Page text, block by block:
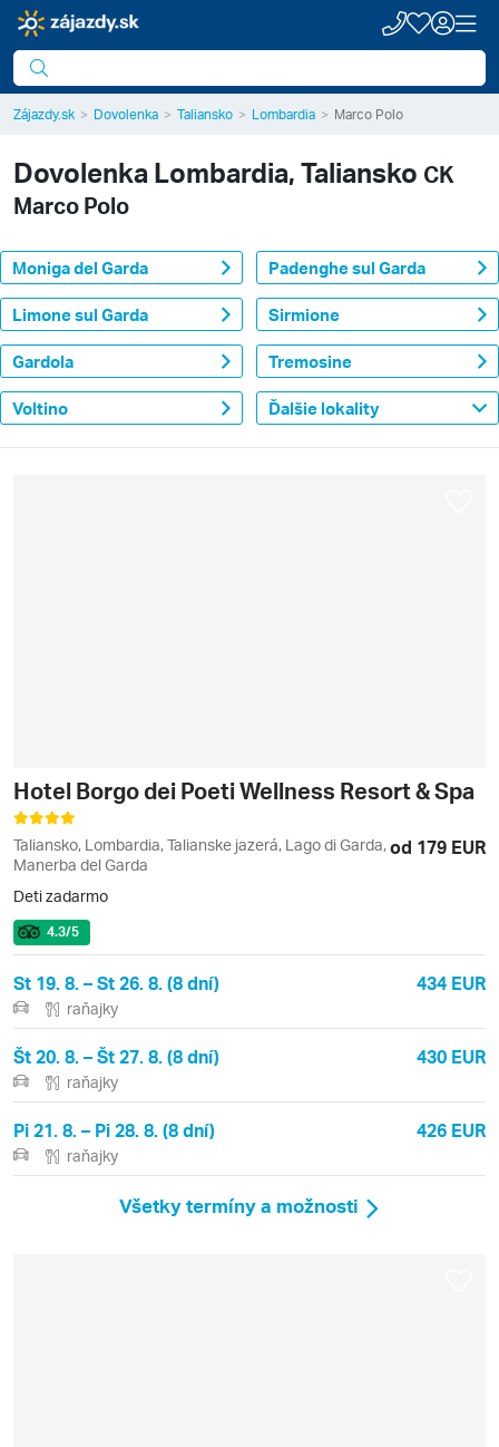
Zájazdy.sk Dovolenka Taliansko Lombardia Marco Polo
Dovolenka Lombardia, Taliansko CK
Marco Polo
Moniga del Garda Padenghe sul Garda
Limone sul Garda Sirmione
Gardola Tremosine
Voltino Ďalšie lokality
Hotel Borgo dei Poeti Wellness Resort & Spa
Taliansko, Lombardia, Talianske jazerá, Lago di Garda,
Manerba del Garda
od 179 EUR
Deti zadarmo
4.3/5
St 19. 8. – St 26. 8. (8 dní) 434 EUR
raňajky
Št 20. 8. – Št 27. 8. (8 dní) 430 EUR
raňajky
Pi 21. 8. – Pi 28. 8. (8 dní) 426 EUR
raňajky
Všetky termíny a možnosti